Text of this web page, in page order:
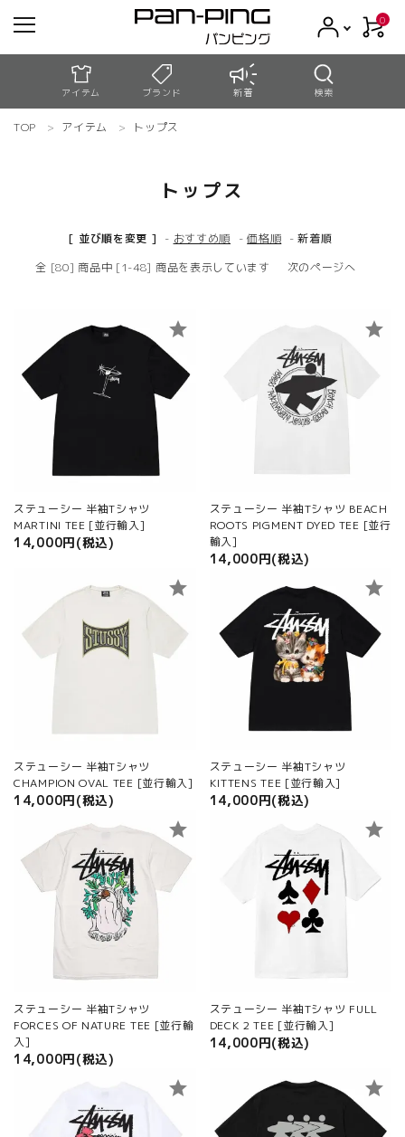
0
アイテム ブランド 新着 検索
meeting_room ログイン person 新規会員登録
search
コンテンツ
アウトレット
お買い物ガイド
ご利用ガイド
プライバシーポリシー
お問い合わせ
TOP アイテム トップス
トップス
[ 並び順を変更 ] - おすすめ順 -価格順 -新着順
全 [80] 商品中 [1-48] 商品を表示しています
次のページへ
ステューシー 半袖Tシャツ
MARTINI TEE [並行輸入]
14,000円(税込)
star
ステューシー 半袖Tシャツ BEACH
ROOTS PIGMENT DYED TEE [並行
輸入]
14,000円(税込)
star
ステューシー 半袖Tシャツ
CHAMPION OVAL TEE [並行輸入]
14,000円(税込)
star
ステューシー 半袖Tシャツ
KITTENS TEE [並行輸入]
14,000円(税込)
star
ステューシー 半袖Tシャツ
FORCES OF NATURE TEE [並行輸
入]
14,000円(税込)
star
ステューシー 半袖Tシャツ FULL
DECK 2 TEE [並行輸入]
14,000円(税込)
star
star star